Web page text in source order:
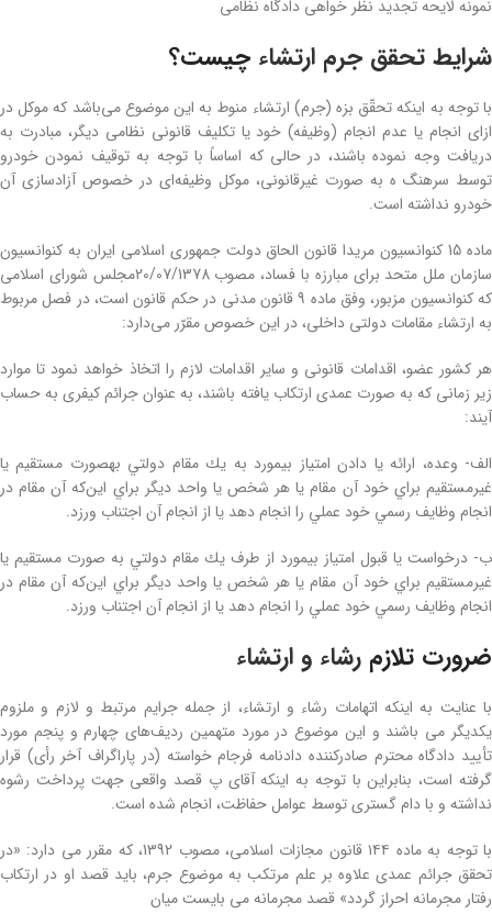
نمونه لایحه تجدید نظر خواهی دادگاه نظامی
شرایط تحقق جرم ارتشاء چیست؟
با توجه به اینکه تحقّق بزه (جرم) ارتشاء منوط به این موضوع می‌باشد که موکل در
ازای انجام یا عدم انجام (وظیفه) خود یا تکلیف قانونی نظامی دیگر، مبادرت به
دریافت وجه نموده باشند، در حالی که اساساً با توجه به توقیف نمودن خودرو
توسط سرهنگ ه به صورت غیرقانونی، موکل وظیفه‌ای در خصوص آزادسازی آن
خودرو نداشته است.
ماده 15 کنوانسیون مریدا قانون الحاق دولت جمهورى اسلامى ایران به کنوانسیون
سازمان ملل متحد براى مبارزه با فساد، مصوب 20/07/1378مجلس شورای اسلامی
که کنوانسیون مزبور، وفق ماده 9 قانون مدنی در حکم قانون است، در فصل مربوط
به ارتشاء مقامات دولتى داخلى، در این خصوص مقرّر می‌دارد:
‎هر کشور عضو، اقدامات قانونى و سایر اقدامات لازم را اتخاذ خواهد نمود تا موارد
زیر زمانى که به صورت عمدی ارتکاب یافته باشند، به عنوان جرائم کیفرى به حساب
آیند:
الف- وعده، ارائه يا دادن امتياز بي‏مورد به يك مقام دولتي به‏صورت مستقيم يا
غيرمستقيم براي خود آن مقام يا هر شخص يا واحد ديگر براي اين‌كه آن مقام در
انجام وظايف رسمي خود عملي را انجام دهد يا از انجام آن اجتناب ورزد.
ب- درخواست يا قبول امتياز بي‏مورد از طرف يك مقام دولتي به صورت مستقيم يا
غيرمستقيم براي خود آن مقام يا هر شخص يا واحد ديگر براي اين‌كه آن مقام در
انجام وظايف رسمي خود عملي را انجام دهد يا از انجام آن اجتناب ورزد.
ضرورت تلازم رشاء و ارتشاء
با عنایت به اینکه اتهامات رشاء و ارتشاء، از جمله جرایم مرتبط و لازم و ملزوم
یکدیگر می باشند و این موضوع در مورد متهمین ردیف‌های چهارم و پنجم مورد
تأیید دادگاه محترم صادرکننده دادنامه فرجام خواسته (در پاراگراف آخر رأی) قرار
گرفته است، بنابراین با توجه به اینکه آقای پ قصد واقعی جهت پرداخت رشوه
نداشته و با دام گستری توسط عوامل حفاظت، انجام شده است.
با توجه به ماده ۱۴۴ قانون مجازات اسلامی، مصوب 1392، که مقرر می دارد: «در
تحقق جرائم عمدی علاوه بر علم مرتکب به موضوع جرم، باید قصد او در ارتکاب
رفتار مجرمانه احراز گردد» قصد مجرمانه می بایست میان